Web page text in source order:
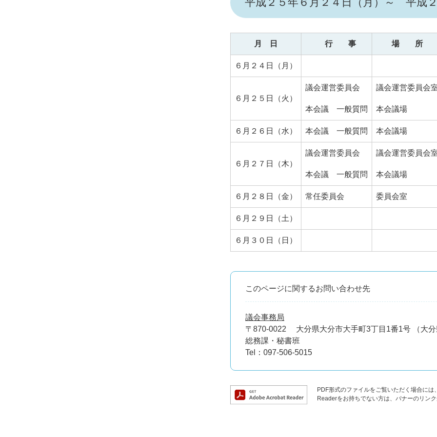
月 日 行 事 場 所
６月２４日（月）
６月２５日（火）
議会運営委員会
本会議 一般質問
議会運営委員会
本会議場
６月２６日（水） 本会議 一般質問 本会議場
６月２７日（木）
議会運営委員会
本会議 一般質問
議会運営委員会
本会議場
６月２８日（金） 常任委員会 委員会室
６月２９日（土）
６月３０日（日）
このページに関するお問い合わせ先
議会事務局
〒870-0022
大分県大分市大手町3丁目1番1号 （大分
総務課・秘書班
Tel：097-506-5015
PDF形式のファイルをご覧いただく場合に
Readerをお持ちでない方は、バナーのリン